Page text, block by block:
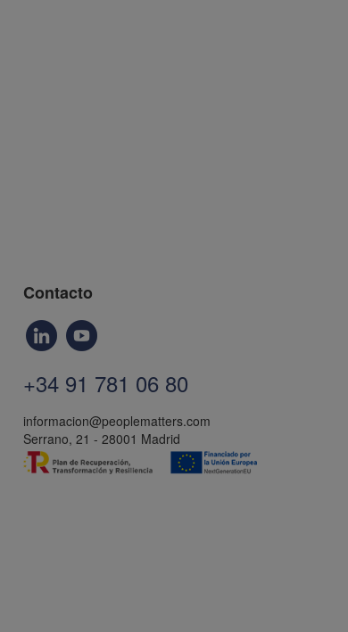
Contacto
+34 91 781 06 80
informacion@peoplematters.com
Serrano, 21 - 28001 Madrid